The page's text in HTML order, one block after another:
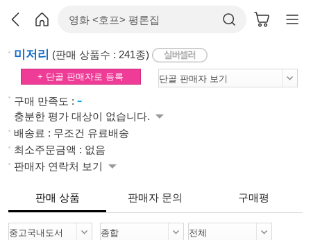
미저리 (판매 상품수 : 241종)
+ 단골 판매자로 등록
구매 만족도 : -
충분한 평가 대상이 없습니다.
배송료 : 무조건 유료배송
최소주문금액 : 없음
판매자 연락처 보기
판매 상품 판매자 문의 구매평